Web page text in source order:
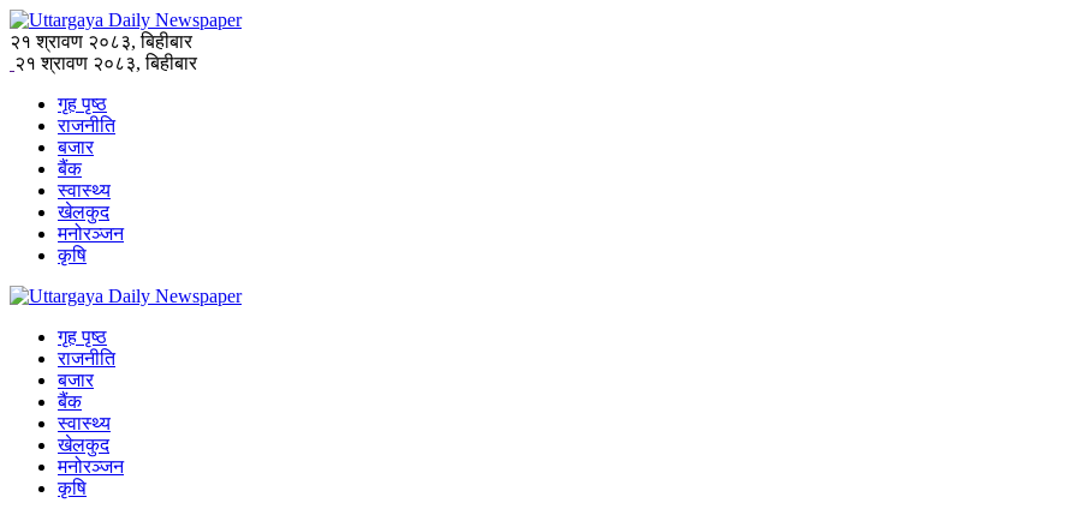
२१ श्रावण २०८३, बिहीबार
२१ श्रावण २०८३, बिहीबार
गृह पृष्ठ
राजनीति
बजार
बैंक
स्वास्थ्य
खेलकुद
मनोरञ्जन
कृषि
गृह पृष्ठ
राजनीति
बजार
बैंक
स्वास्थ्य
खेलकुद
मनोरञ्जन
कृषि